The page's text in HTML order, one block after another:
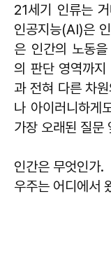
21세기 인류는
인공지능(AI)은
은 인간의 노동
의 판단 영역까
과 전혀 다른 차
나 아이러니하게
가장 오래된 질문
인간은 무엇인가.
우주는 어디에서